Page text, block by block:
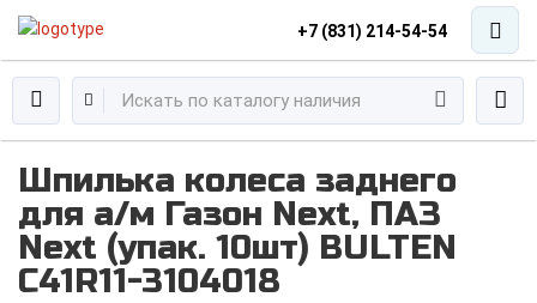
+7 (831) 214-54-54
Шпилька колеса заднего
для а/м Газон Next, ПАЗ
Next (упак. 10шт) BULTEN
С41R11-3104018